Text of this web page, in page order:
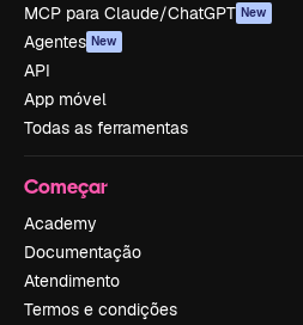
MCP para Claude/ChatGPT New
Agentes New
API
App móvel
Todas as ferramentas
Começar
Academy
Documentação
Atendimento
Termos e condições